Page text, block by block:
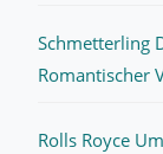
Schmetterling
Romantischer
Rolls Royce